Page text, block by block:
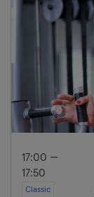
17:00 —
17:50
Classic